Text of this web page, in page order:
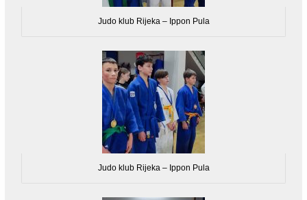
Judo klub Rijeka – Ippon Pula
Judo klub Rijeka – Ippon Pula